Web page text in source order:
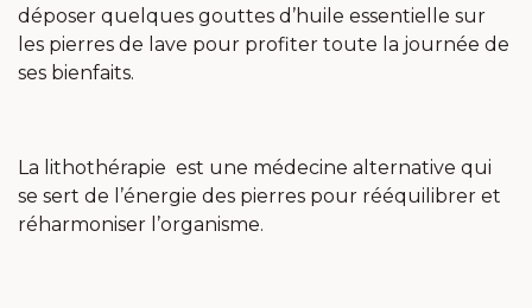
déposer quelques gouttes d’huile essentielle sur
les pierres de lave pour profiter toute la journée de
ses bienfaits.
La lithothérapie est une médecine alternative qui
se sert de l’énergie des pierres pour rééquilibrer et
réharmoniser l’organisme.